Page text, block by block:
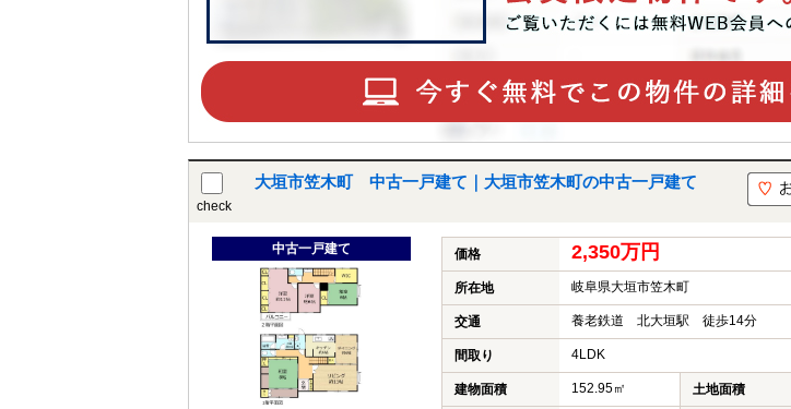
check
大垣市笠木町 中古一戸建て｜大垣市笠木町の中古一戸建て
中古一戸建て 価格 2,350万円
所在地 岐阜県大垣市笠木町
交通 養老鉄道 北大垣駅 徒歩14分
間取り 4LDK
建物面積 152.95㎡ 土地面積